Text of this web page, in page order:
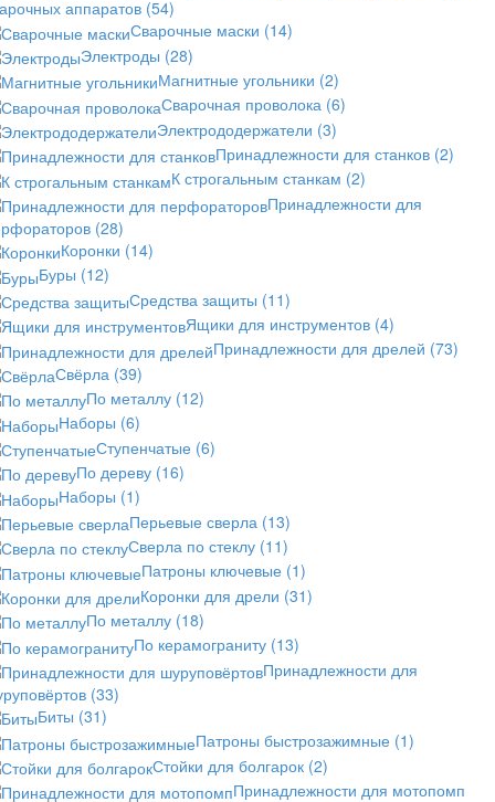
аппаратов (54)
Сварочные маски (14)
Электроды (28)
Магнитные угольники (2)
Сварочная проволока (6)
Электрододержатели (3)
Принадлежности для станков (2)
К строгальным станкам (2)
Принадлежности для
(28)
Коронки (14)
Буры (12)
Средства защиты (11)
Ящики для инструментов (4)
Принадлежности для дрелей (73)
Свёрла (39)
По металлу (12)
Наборы (6)
Ступенчатые (6)
По дереву (16)
Наборы (1)
Перьевые сверла (13)
Сверла по стеклу (11)
Патроны ключевые (1)
Коронки для дрели (31)
По металлу (18)
По керамограниту (13)
Принадлежности для
(33)
Биты (31)
Патроны быстрозажимные (1)
Стойки для болгарок (2)
Принадлежности для мотопомп